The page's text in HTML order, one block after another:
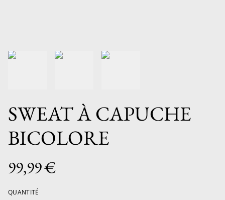
SWEAT À CAPUCHE
BICOLORE
99,99 €
QUANTITÉ